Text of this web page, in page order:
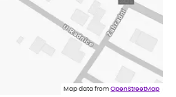
dobře zabalené, celková spokojenost.
stromky v pěkném stavu. Jediné, co
nedostupného zboží před
Map data fromOpenStreetMap